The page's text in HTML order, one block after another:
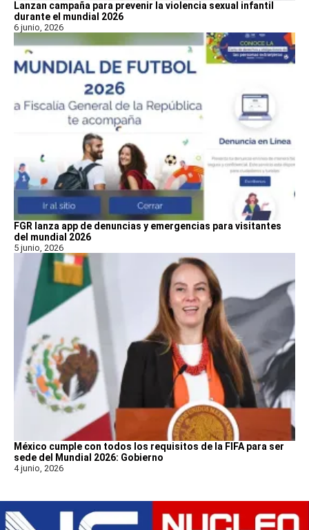
Lanzan campaña para prevenir la violencia sexual infantil
durante el mundial 2026
6 junio, 2026
FGR lanza app de denuncias y emergencias para visitantes
del mundial 2026
5 junio, 2026
México cumple con todos los requisitos de la FIFA para ser
sede del Mundial 2026: Gobierno
4 junio, 2026